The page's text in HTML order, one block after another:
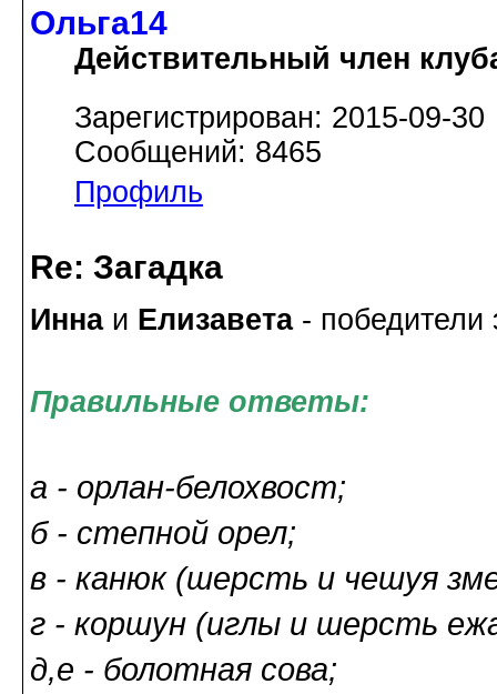
Ольга14
Действительный член
Зарегистрирован: 2015-09-30
Сообщений: 8465
Профиль
Re: Загадка
Иннаи Елизавета- победители
Правильные ответы:
а - орлан-белохвост;
б - степной орел;
в - канюк (шерсть и чешуя
г - коршун (иглы и шерсть
д,е - болотная сова;